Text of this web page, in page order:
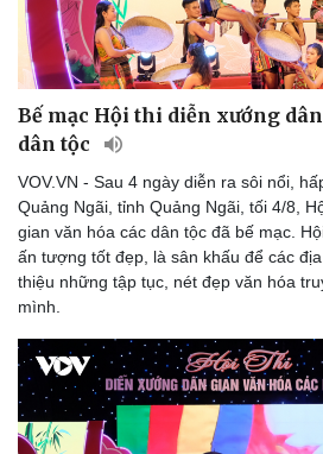
Bế mạc Hội thi diễn xướng
dân tộc
VOV.VN - Sau 4 ngày diễn ra sôi nổi,
Quảng Ngãi, tỉnh Quảng Ngãi, tối 4/8,
gian văn hóa các dân tộc đã bế mạc.
ấn tượng tốt đẹp, là sân khấu để các
thiệu những tập tục, nét đẹp văn hóa
mình.